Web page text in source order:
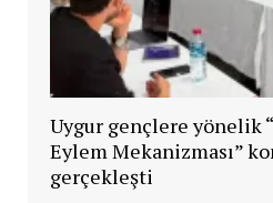
Uygur gençlere yönelik
Eylem Mekanizması”
gerçekleşti